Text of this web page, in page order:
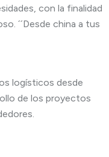
con la finalidad
´´Desde china a tus
logísticos desde
de los proyectos